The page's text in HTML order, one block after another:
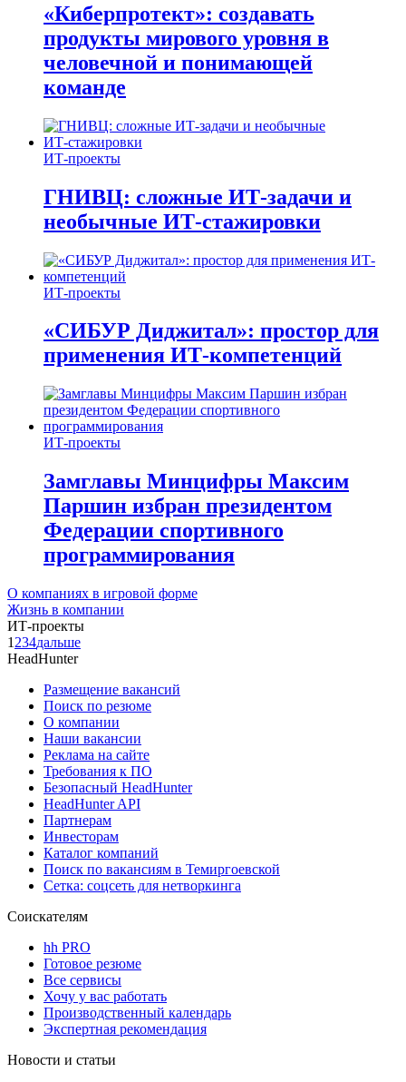
«Киберпротект»: создавать
продукты мирового уровня в
человечной и понимающей
команде
ИТ-проекты
ГНИВЦ: сложные ИТ‑задачи и
необычные ИТ‑стажировки
ИТ-проекты
«СИБУР Диджитал»: простор для
применения ИТ-компетенций
ИТ-проекты
Замглавы Минцифры Максим
Паршин избран президентом
Федерации спортивного
программирования
О компаниях в игровой форме
Жизнь в компании
ИТ-проекты
1 234дальше
HeadHunter
Размещение вакансий
Поиск по резюме
О компании
Наши вакансии
Реклама на сайте
Требования к ПО
Безопасный HeadHunter
HeadHunter API
Партнерам
Инвесторам
Каталог компаний
Поиск по вакансиям в Темиргоевской
Сетка: соцсеть для нетворкинга
Соискателям
hh PRO
Готовое резюме
Все сервисы
Хочу у вас работать
Производственный календарь
Экспертная рекомендация
Новости и статьи